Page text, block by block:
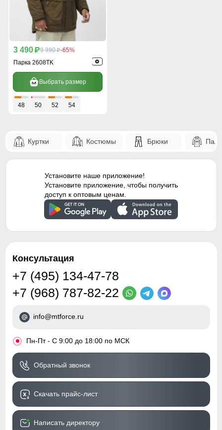
3 490 p9 990 p-65%
Парка 2608TK
Выбрать размер
48 50 52 54
Куртки Костюмы Брюки
Установите наше приложение!
Установите приложение, чтобы получить
доступ к оптовым ценам.
Консультация
+7 (495) 134-47-78
+7 (968) 787-82-22
info@mtforce.ru
• Пн-Пт - С 9:00 до 18:00 по МСК
Обратный звонок
Скачать прайс-лист
Написать директору